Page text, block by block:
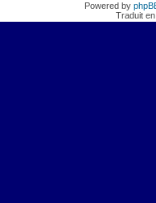
Powered by
Traduit